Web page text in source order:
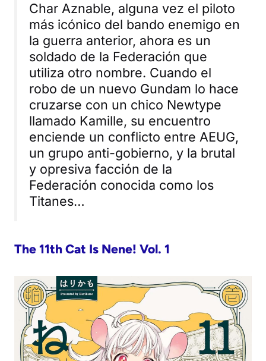
Char Aznable, alguna vez el piloto
más icónico del bando enemigo en
la guerra anterior, ahora es un
soldado de la Federación que
utiliza otro nombre. Cuando el
robo de un nuevo Gundam lo hace
cruzarse con un chico Newtype
llamado Kamille, su encuentro
enciende un conflicto entre AEUG,
un grupo anti-gobierno, y la brutal
y opresiva facción de la
Federación conocida como los
Titanes…
The 11th Cat Is Nene! Vol. 1